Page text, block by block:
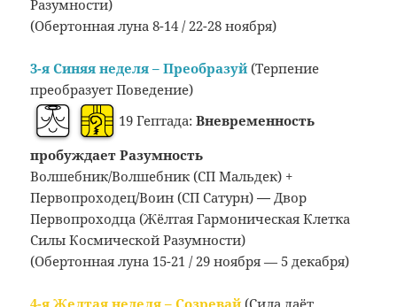
Разумности)
(Обертонная луна 8-14 / 22-28 ноября)
3-я Синяя неделя – Преобразуй (Терпение
преобразует Поведение)
19 Гептада:Вневременность
пробуждает Разумность
Волшебник/Волшебник (СП Мальдек) +
Первопроходец/Воин (СП Сатурн)— Двор
Первопроходца (Жёлтая Гармоническая Клетка
Силы Космической Разумности)
(Обертонная луна 15-21 / 29 ноября — 5 декабря)
4-я Желтая неделя – Созревай (Сила даёт